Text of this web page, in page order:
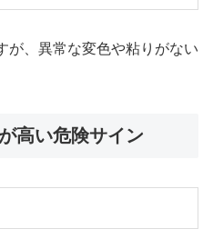
が、異常な変色や粘りがない
高い危険サイン